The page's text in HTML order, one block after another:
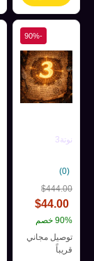
نوتة3
$444.00
$44.00
90% خصم
توصيل مجاني
قريباً